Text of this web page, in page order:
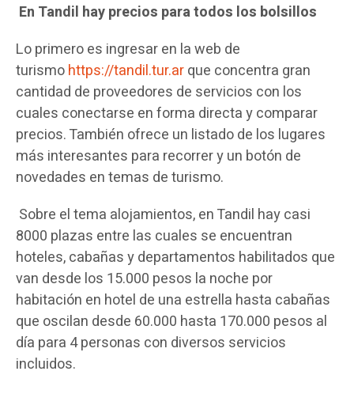
En Tandil hay precios para todos los bolsillos
Lo primero es ingresar en la web de
turismohttps://tandil.tur.arque concentra gran
cantidad de proveedores de servicios con los
cuales conectarse en forma directa y comparar
precios. También ofrece un listado de los lugares
más interesantes para recorrer y un botón de
novedades en temas de turismo.
Sobre el tema alojamientos, en Tandil hay casi
8000 plazas entre las cuales se encuentran
hoteles, cabañas y departamentos habilitados que
van desde los 15.000 pesos la noche por
habitación en hotel de una estrella hasta cabañas
que oscilan desde 60.000 hasta 170.000 pesos al
día para 4 personas con diversos servicios
incluidos.